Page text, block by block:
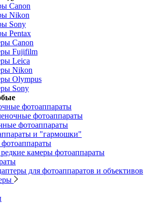
Canon
Nikon
Sony
Pentax
Canon
Fujifilm
Leica
Nikon
Olympus
Sony
фотоаппараты
фотоаппараты
фотоаппараты
и "гармошки"
камеры фотоаппараты
для фотоаппаратов и объективов